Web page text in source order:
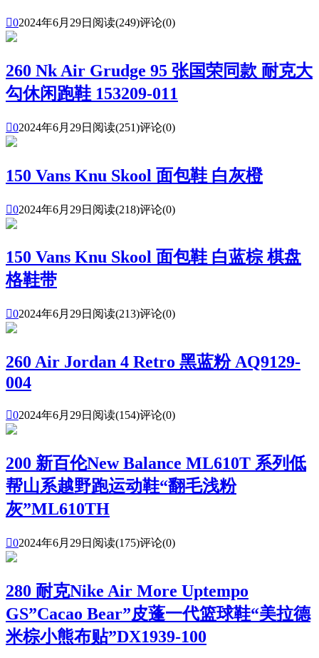
02024年6月29日 阅读(249)评论(0)
260 Nk Air Grudge 95 张国荣同款 耐克大
勾休闲跑鞋 153209-011
02024年6月29日 阅读(251)评论(0)
150 Vans Knu Skool 面包鞋 白灰橙
02024年6月29日 阅读(218)评论(0)
150 Vans Knu Skool 面包鞋 白蓝棕 棋盘
格鞋带
02024年6月29日 阅读(213)评论(0)
260 Air Jordan 4 Retro 黑蓝粉 AQ9129-
004
02024年6月29日 阅读(154)评论(0)
200 新百伦New Balance ML610T 系列低
帮山系越野跑运动鞋“翻毛浅粉
灰”ML610TH
02024年6月29日 阅读(175)评论(0)
280 耐克Nike Air More Uptempo
GS”Cacao Bear”皮蓬一代篮球鞋“美拉德
米棕小熊布贴”DX1939-100